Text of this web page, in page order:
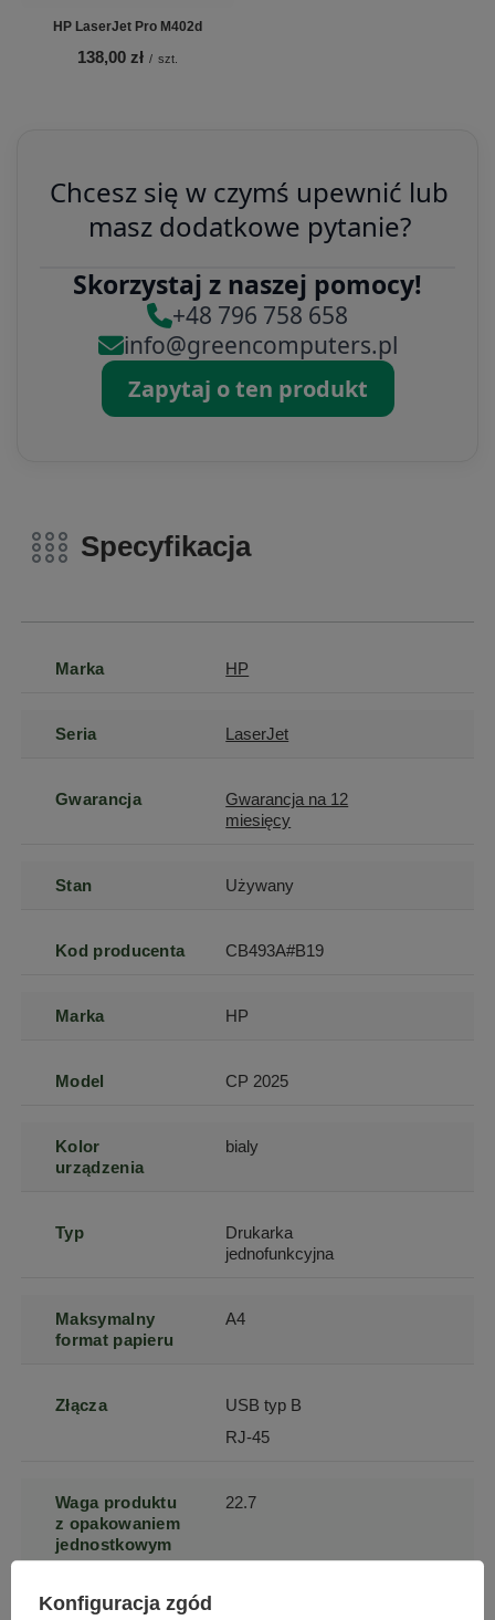
HP LaserJet Pro M402d
138,00 zł / szt.
Chcesz się w czymś upewnić lub
masz dodatkowe pytanie?
Skorzystaj z naszej pomocy!
+48 796 758 658
info@greencomputers.pl
Zapytaj o ten produkt
Specyfikacja
Marka HP
Seria LaserJet
Gwarancja
Gwarancja na 12
miesięcy
Stan Używany
Kod producenta CB493A#B19
Marka HP
Model CP 2025
Kolor
urządzenia
bialy
Typ
Drukarka
jednofunkcyjna
Maksymalny
format papieru
A4
Złącza
USB typ B
RJ-45
Waga produktu
z opakowaniem
jednostkowym
22.7
Szerokość
Konfiguracja zgód